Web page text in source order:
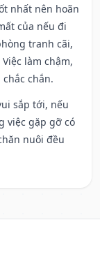
nhất nên hoãn
của nếu đi
tranh cãi,
làm chậm,
chắn.
sắp tới, nếu
việc gặp gỡ có
nuôi đều